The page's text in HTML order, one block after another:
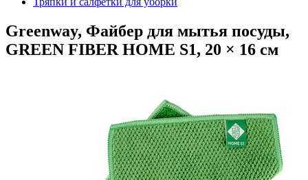
Greenway, Файбер для мытья посуды,
GREEN FIBER HOME S1, 20 × 16 см